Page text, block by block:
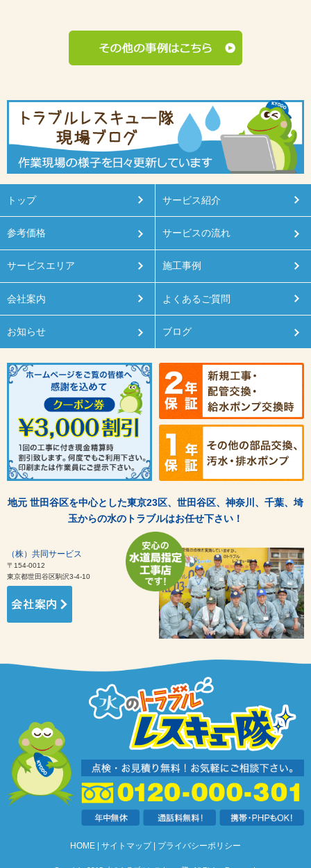
トップ サービス紹介
参考価格 サービスの流れ
サービスエリア 施工事例
会社案内 よくあるご質問
お知らせ ブログ
地元 世田谷区を中心とした東京23区、世田谷区、神奈川、千葉、埼
玉からの水のトラブルはお任せ下さい！
（株）共同サービス
〒154-0012
東京都世田谷区駒沢3-4-10
HOME サイトマップ プライバシーポリシー